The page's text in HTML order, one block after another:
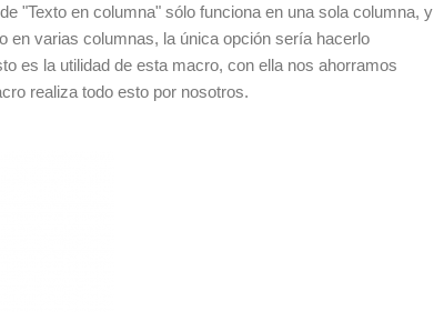
"Texto en columna" sólo funciona en una sola columna, y
en varias columnas, la única opción sería hacerlo
es la utilidad de esta macro, con ella nos ahorramos
realiza todo esto por nosotros.